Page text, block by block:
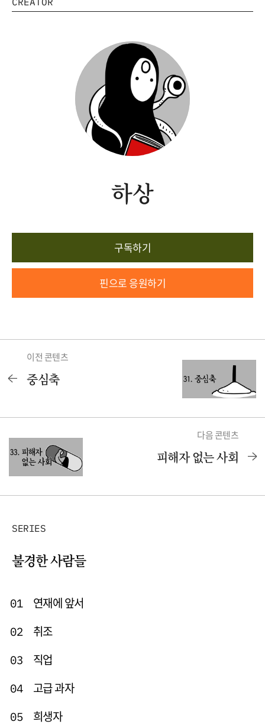
하상
구독하기
핀으로 응원하기
이전 콘텐츠
중심축
다음 콘텐츠
피해자 없는 사회
SERIES
불경한 사람들
01 연재에 앞서
02 취조
03 직업
04 고급 과자
05 희생자